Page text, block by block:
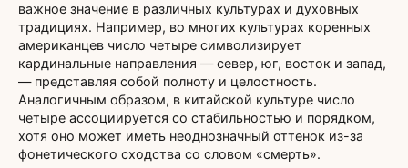
важное значение в различных культурах и духовных
традициях. Например, во многих культурах коренных
американцев число четыре символизирует
кардинальные направления — север, юг, восток и запад,
— представляя собой полноту и целостность.
Аналогичным образом, в китайской культуре число
четыре ассоциируется со стабильностью и порядком,
хотя оно может иметь неоднозначный оттенок из-за
фонетического сходства со словом «смерть».